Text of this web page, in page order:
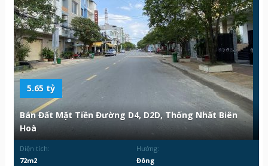
5.65 tỷ
Bán Đất Mặt Tiền Đường D4, D2D, Thống Nhất Biên
Hoà
Diện tích:
72m2
Hướng:
Đông